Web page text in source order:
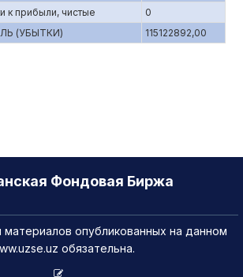
к прибыли, чистые
0
(УБЫТКИ)
115122892,00
Фондовая Биржа
материалов опубликованных на данном
обязательна.